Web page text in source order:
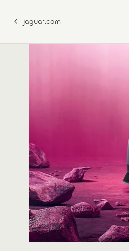
jaguar.com